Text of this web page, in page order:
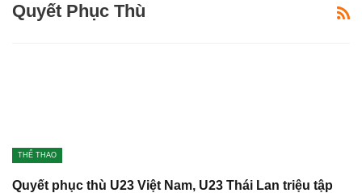
Quyết Phục Thù
THỂ THAO
Quyết phục thù U23 Việt Nam, U23 Thái Lan triệu tập